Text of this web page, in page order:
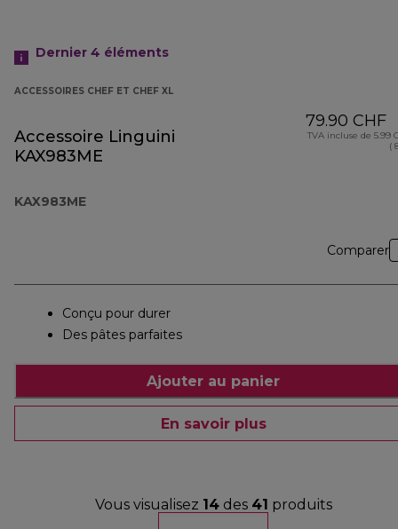
Dernier 4 éléments
ACCESSOIRES CHEF ET CHEF XL
Accessoire Linguini
KAX983ME
KAX983ME
79.90 CHF
TVA incluse de 5.99
(
Comparer
Conçu pour durer
Des pâtes parfaites
Ajouter au panier
En savoir plus
Vous visualisez 14des 41 produits